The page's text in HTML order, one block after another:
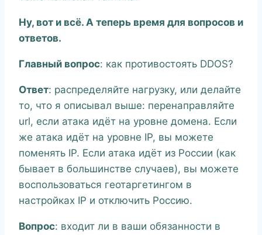
Ну, вот и всё. А теперь время для вопросов и
ответов.
Главный вопрос: как противостоять DDOS?
Ответ: распределяйте нагрузку, или делайте
то, что я описывал выше: перенаправляйте
url, если атака идёт на уровне домена. Если
же атака идёт на уровне IP, вы можете
поменять IP. Если атака идёт из России (как
бывает в большинстве случаев), вы можете
воспользоваться геотаргетингом в
настройках IP и отключить Россию.
Вопрос: входит ли в ваши обязанности в